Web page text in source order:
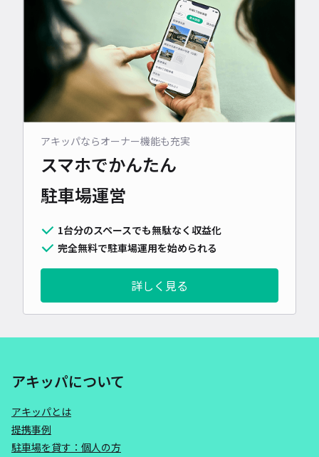
アキッパならオーナー機能も充実
スマホでかんたん
駐車場運営
1台分のスペースでも無駄なく収益化
完全無料で駐車場運用を始められる
詳しく見る
アキッパについて
アキッパとは
提携事例
駐車場を貸す：個人の方